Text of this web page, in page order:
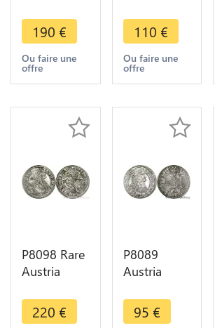
1/6 Thaler
Paris Graf
von Lodron
1627 Silver
190 €
Ou faire une
offre
Kreuzer
Maximilian
Gandolph
Groschen
110 €
Ou faire une
offre
P8098 Rare
Austria
Kreuzer
Leopold I
220 €
P8089
Austria
Habsburg 3
Kreuzer
95 €